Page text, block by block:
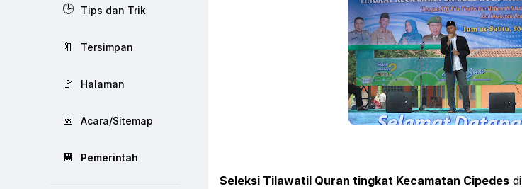
🕒 Tips dan Trik
🔖 Tersimpan
🚩 Halaman
📅 Acara/Sitemap
💾 Pemerintah
Seleksi Tilawatil Quran tingkat Kecamatan Cipedes